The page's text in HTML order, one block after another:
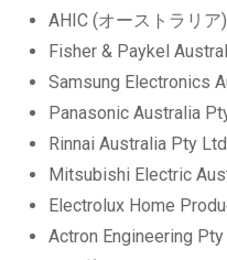
AHIC (オーストラリ
Fisher & Paykel
Samsung Electronics
Panasonic Australia
Rinnai Australia Pty Ltd.
Mitsubishi Electric
Electrolux Home
Actron Engineering Pty